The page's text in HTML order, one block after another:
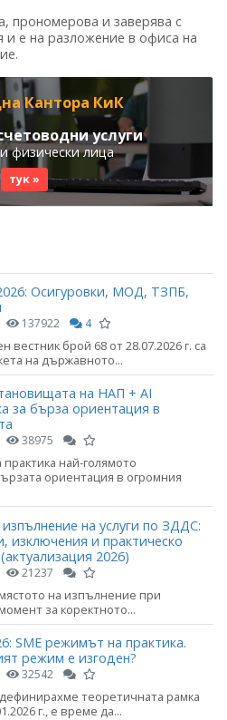
прономерова и заверява с
е на разложение в офиса на
Кантора КиК
услуги
физически лица
тук »
Осигуровки, МОД, ТЗПБ,
137922 4
вестник брой 68 от 28.07.2026 г. са
на държавното...
на НАП + AI
за бърза ориентация в
38975
най-голямото
ориентация в огромния
на услуги по ЗДДС:
изключения и практическо
2026)
21237
на изпълнение при
за коректното...
SME режимът на практика.
режим е изгоден?
32542
теоретичната рамка
г., е време да...